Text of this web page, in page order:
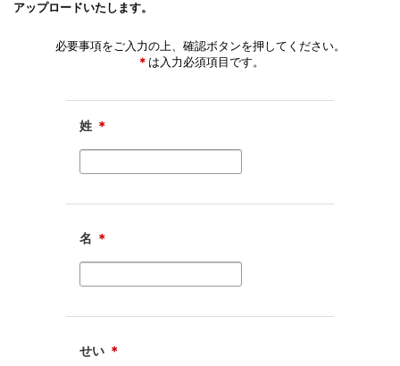
アップロードいたします。
必要事項をご入力の上、確認ボタンを押してください。
＊ は入力必須項目です。
姓 ＊
名 ＊
せい ＊